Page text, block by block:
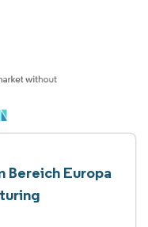
Bereich Europa